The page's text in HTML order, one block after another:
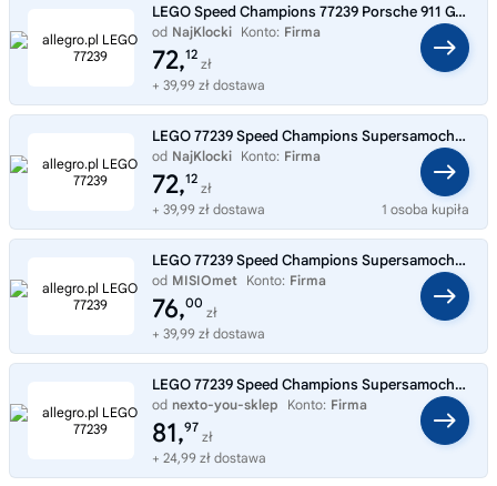
LEGO Speed Champions 77239 Porsche 911 GT3 RS Supercar
od NajKlocki Konto: Firma
72,12
zł
+ 39,99 zł dostawa
LEGO 77239 Speed Champions Supersamochód Porsche 911 GT3 RS
od NajKlocki Konto: Firma
72,12
zł
+ 39,99 zł dostawa
1 osoba kupiła
LEGO 77239 Speed Champions Supersamochód Porsche 911 GT3 RS
od MISIOmet Konto: Firma
76,00
zł
+ 39,99 zł dostawa
LEGO 77239 Speed Champions Supersamochód Porsche 911 GT3 RS
od nexto-you-sklep Konto: Firma
81,97
zł
+ 24,99 zł dostawa